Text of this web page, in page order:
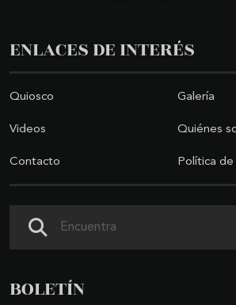
ENLACES DE INTERÉS
Quiosco Galería
Videos Quiénes
Contacto Política de
BOLETÍN